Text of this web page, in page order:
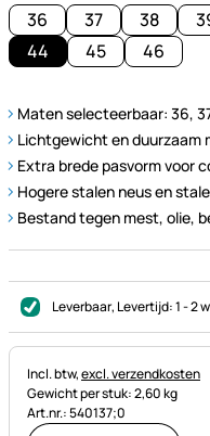
36
37 38
44
45 46
Maten selecteerbaar: 36,
Lichtgewicht en duurzaam
Extra brede pasvorm voor
Hogere stalen neus en
Bestand tegen mest, olie,
Leverbaar, Levertijd:1 - 2
Belastinginformatie:
Incl. btw,excl. verzendkosten
Gewicht per stuk: 2,60 kg
Art.nr.: 540137;0